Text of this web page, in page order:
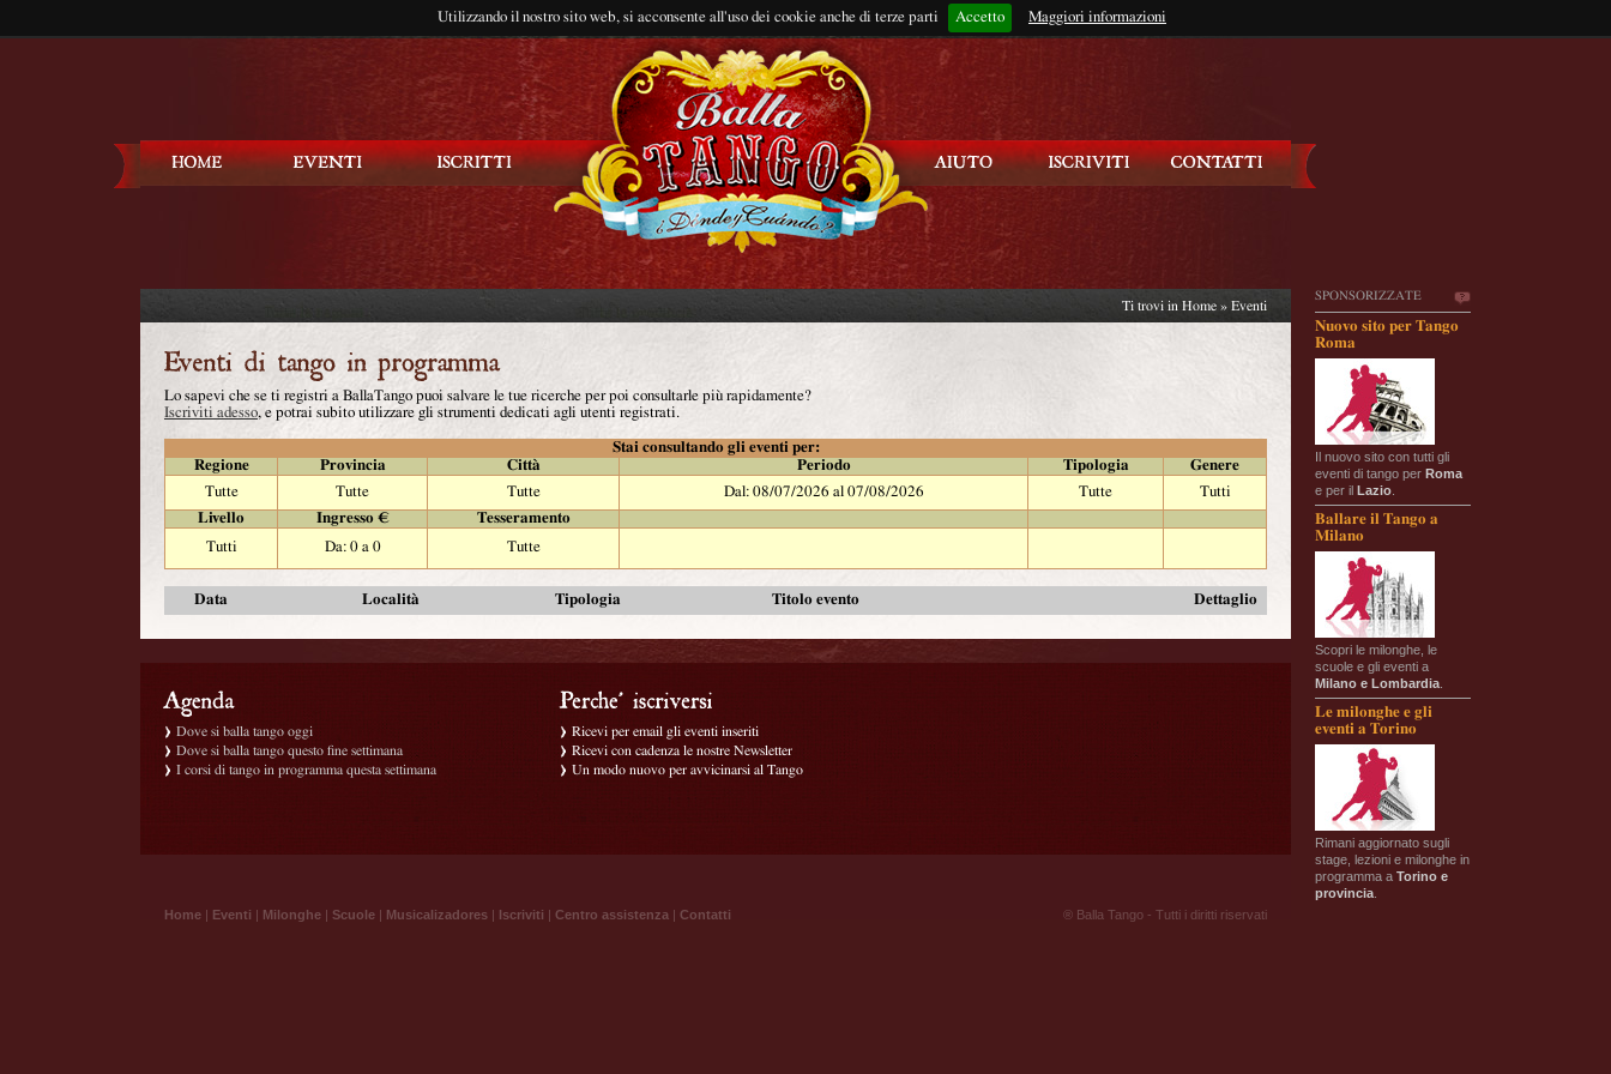
Utilizzando il nostro sito web, si acconsente all'uso dei cookie anche di terze parti Accetto Maggiori informazioni
Rimani connesso?
SPONSORIZZATE
Nuovo sito per Tango
Roma
Il nuovo sito con tutti gli
eventi di tango per Roma
e per il Lazio
Ballare il Tango a
Milano
Scopri le milonghe, le
scuole e gli eventi a
Milano e Lombardia
Le milonghe e gli
eventi a Torino
Rimani aggiornato sugli
stage, lezioni e milonghe in
programma a Torino e
provincia
Ti trovi in Home » Eventi
Lo sapevi che se ti registri a BallaTango puoi salvare le tue ricerche per poi consultarle più rapidamente?
Iscriviti adesso, e potrai subito utilizzare gli strumenti dedicati agli utenti registrati.
Stai consultando gli eventi per:
Regione
Provincia Città Periodo Tipologia
Genere
Tutte
Tutte Tutte Dal: 08/07/2026 al 07/08/2026 Tutte
Tutti
Livello
Ingresso €
Tesseramento
Tutti
Da: 0 a 0 Tutte
Data Località Tipologia Titolo evento Dettaglio
Dove si balla tango oggi
Dove si balla tango questo fine settimana
I corsi di tango in programma questa settimana
Ricevi per email gli eventi inseriti
Ricevi con cadenza le nostre Newsletter
Un modo nuovo per avvicinarsi al Tango
Home | Eventi | Milonghe | Scuole | Musicalizadores | Iscriviti | Centro assistenza | Contatti ® Balla Tango - Tutti i diritti riservati